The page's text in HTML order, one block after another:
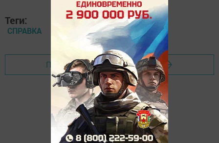
Теги:
СПРАВКА
Перейти на страницу новости